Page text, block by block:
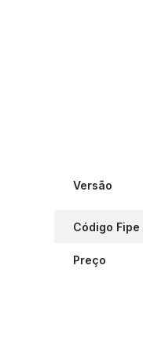
Versão
Código Fipe
Preço